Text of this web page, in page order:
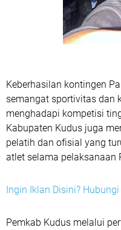
Keberhasilan kontingen
semangat sportivitas dan
menghadapi kompetisi
Kabupaten Kudus juga
pelatih dan ofisial yang
atlet selama pelaksanaan
Ingin Iklan Disini?
Pemkab Kudus melalui